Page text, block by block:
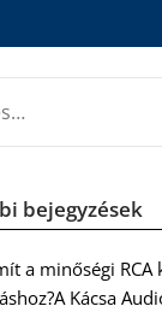
bejegyzések
a minőségi RCA
Kácsa